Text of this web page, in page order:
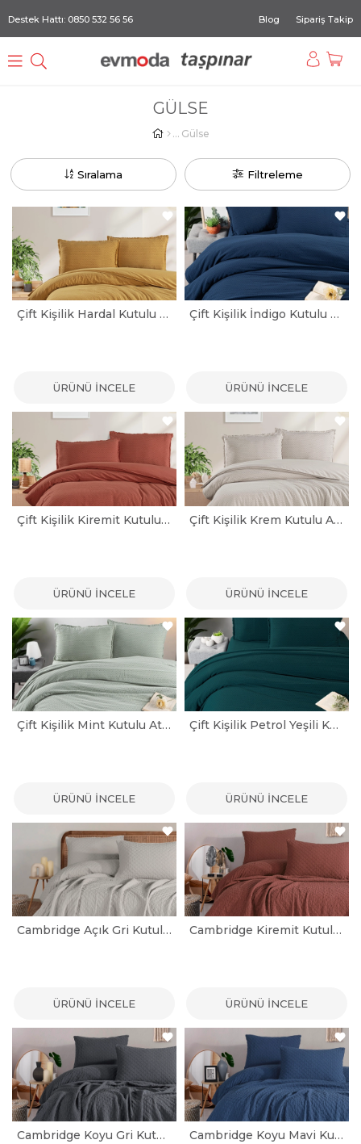
Destek Hattı: 0850 532 56 56 Blog Sipariş Takip
GÜLSE
Gülse
Filtreleme
Sıralama
Çift Kişilik Hardal Kutulu Atlamalı Nevresim Takımı
ÜRÜNÜ İNCELE
Çift Kişilik İndigo Kutulu Atlamalı Nevresim Takımı
ÜRÜNÜ İNCELE
Çift Kişilik Kiremit Kutulu Atlamalı Nevresim Takımı
ÜRÜNÜ İNCELE
Çift Kişilik Krem Kutulu Atlamalı Nevresim Takımı
ÜRÜNÜ İNCELE
Çift Kişilik Mint Kutulu Atlamalı Nevresim Takımı
ÜRÜNÜ İNCELE
Çift Kişilik Petrol Yeşili Kutulu Atlamalı Nevresim Takımı
ÜRÜNÜ İNCELE
Cambridge Açık Gri Kutulu Çift Kişilik Yatak Örtüsü Seti
ÜRÜNÜ İNCELE
Cambridge Kiremit Kutulu Çift Kişilik Yatak Örtüsü Seti
ÜRÜNÜ İNCELE
Cambridge Koyu Gri Kutulu Çift Kişilik Yatak Örtüsü Seti Cambridge Koyu Mavi Kutulu Çift Kişilik Yatak Örtüsü Seti